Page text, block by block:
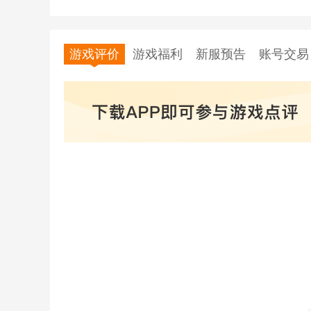
游戏评价 游戏福利 新服预告 账号交易